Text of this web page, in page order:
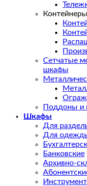
Контейнеры
Сетчатые
шкафы
Поддоны и
Шкафы
Для
Для
Банковские
Архивно-